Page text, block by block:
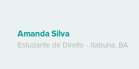
Amanda Silva
Estudante de Direito - Itabuna, BA